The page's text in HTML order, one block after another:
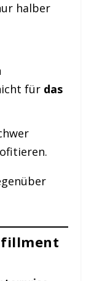
halber
für das